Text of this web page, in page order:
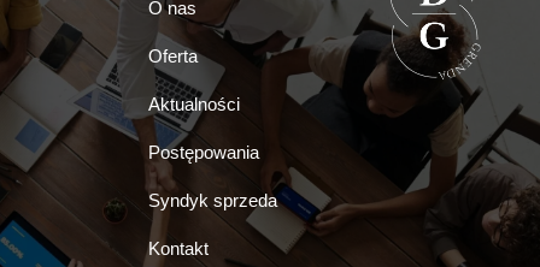
O nas
Oferta
Aktualności
Postępowania
Syndyk sprzeda
Kontakt